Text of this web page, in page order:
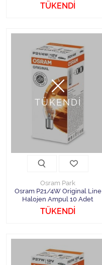
TÜKENDİ
TÜKENDİ
Osram Park
Osram P21/4W Original Line
Halojen Ampul 10 Adet
TÜKENDİ